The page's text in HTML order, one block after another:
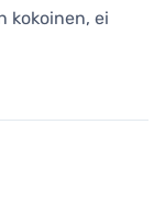
kokoinen, ei